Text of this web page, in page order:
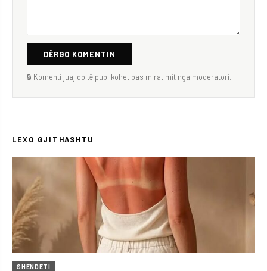
DËRGO KOMENTIN
🔒 Komenti juaj do të publikohet pas miratimit nga moderatori.
LEXO GJITHASHTU
SHENDETI